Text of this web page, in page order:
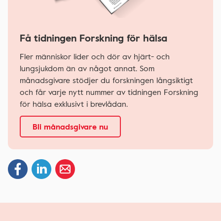
Få tidningen Forskning för hälsa
Fler människor lider och dör av hjärt- och
lungsjukdom än av något annat. Som
månadsgivare stödjer du forskningen långsiktigt
och får varje nytt nummer av tidningen Forskning
för hälsa exklusivt i brevlådan.
Bli månadsgivare nu